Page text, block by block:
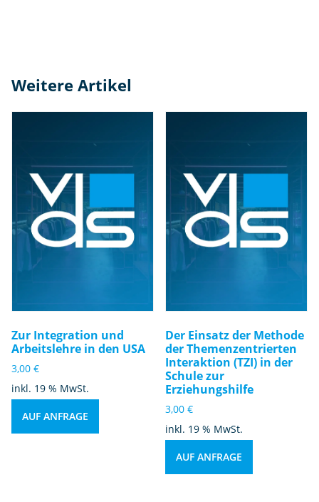
Weitere Artikel
Zur Integration und
Arbeitslehre in den USA
3,00 €
inkl. 19 % MwSt.
AUF ANFRAGE
Der Einsatz der Methode
der Themenzentrierten
Interaktion (TZI) in der
Schule zur
Erziehungshilfe
3,00€
inkl. 19 % MwSt.
AUF ANFRAGE